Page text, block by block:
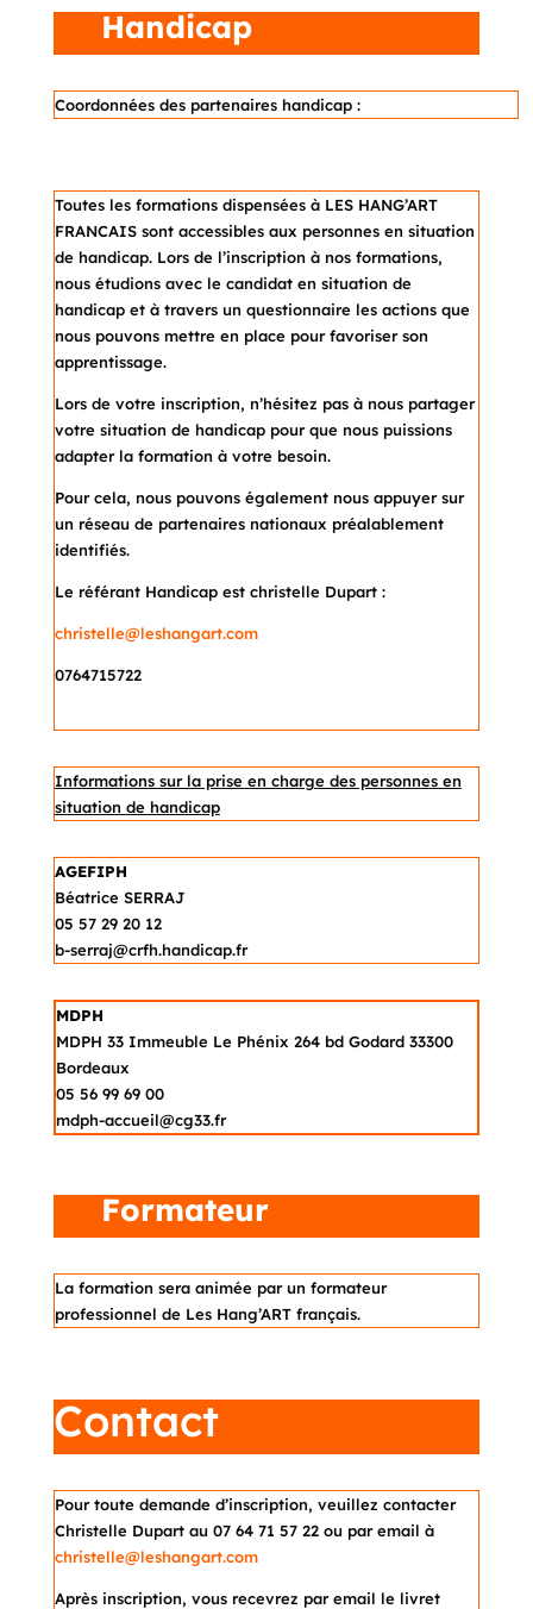
Handicap
Coordonnées des partenaires handicap :
Toutes les formations dispensées à LES HANG’ART
FRANCAIS sont accessibles aux personnes en situation
de handicap. Lors de l’inscription à nos formations,
nous étudions avec le candidat en situation de
handicap et à travers un questionnaire les actions que
nous pouvons mettre en place pour favoriser son
apprentissage.
Lors de votre inscription, n’hésitez pas à nous partager
votre situation de handicap pour que nous puissions
adapter la formation à votre besoin.
Pour cela, nous pouvons également nous appuyer sur
un réseau de partenaires nationaux préalablement
identifiés.
Le référant Handicap est christelle Dupart :
christelle@leshangart.com
0764715722
Informations sur la prise en charge des personnes en
situation de handicap
AGEFIPH
Béatrice SERRAJ
05 57 29 20 12
b-serraj@crfh.handicap.fr
MDPH
MDPH 33 Immeuble Le Phénix 264 bd Godard 33300
Bordeaux
05 56 99 69 00
mdph-accueil@cg33.fr
Formateur
La formation sera animée par un formateur
professionnel de Les Hang’ART français.
Contact
Pour toute demande d’inscription, veuillez contacter
Christelle Dupart au 07 64 71 57 22 ou par email à
christelle@leshangart.com
Après inscription, vous recevrez par email le livret